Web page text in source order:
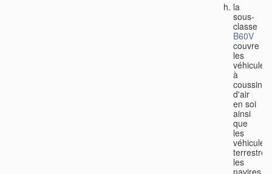
la
sous-
classe
B60V
couvre
les
véhicules
à
coussin
d'air
en soi
ainsi
que
les
véhicules
terrestres,
les